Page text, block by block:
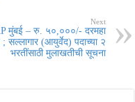
Next
मुंबई – रु. ५०,०००/- दरमहा
सल्लागार (आयुर्वेद) पदाच्या २
भरतींसाठी मुलाखतीची सूचना